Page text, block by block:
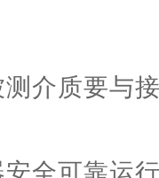
介质要与
全可靠运